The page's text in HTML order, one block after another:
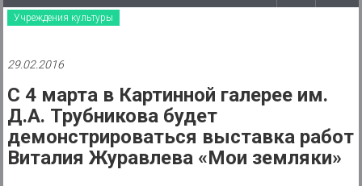
муниципального
казенное
учреждение
Учреждения культуры
29.02.2016
С 4 марта в Картинной галерее им.
Д.А. Трубникова будет
демонстрироваться выставка работ
Виталия Журавлева «Мои земляки»